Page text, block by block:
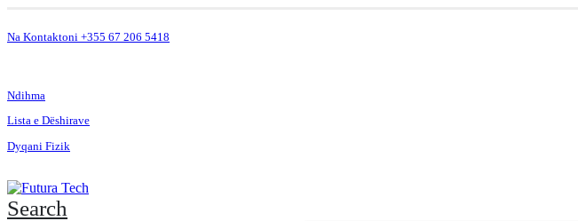
Na Kontaktoni +355 67 206 5418
Ndihma
Lista e Dëshirave
Dyqani Fizik
Search